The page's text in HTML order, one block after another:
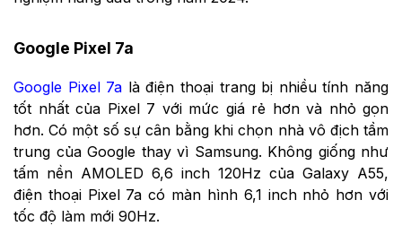
Google Pixel 7a
Google Pixel 7a là điện thoại trang bị nhiều tính năng
tốt nhất của Pixel 7 với mức giá rẻ hơn và nhỏ gọn
hơn. Có một số sự cân bằng khi chọn nhà vô địch tầm
trung của Google thay vì Samsung. Không giống như
tấm nền AMOLED 6,6 inch 120Hz của Galaxy A55,
điện thoại Pixel 7a có màn hình 6,1 inch nhỏ hơn với
tốc độ làm mới 90Hz.